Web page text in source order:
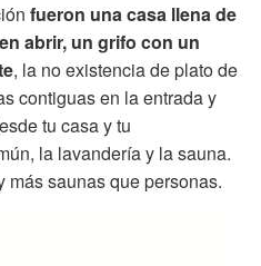
fueron una casa llena de
abrir, un grifo con un
, la no existencia de plato de
contiguas en la entrada y
tu casa y tu
la lavandería y la sauna.
saunas que personas.